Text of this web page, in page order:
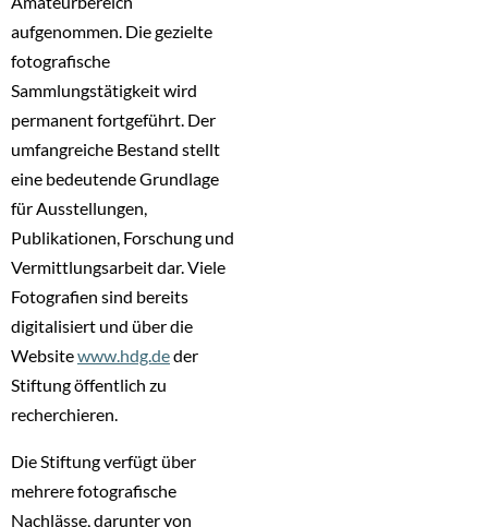
aufgenommen. Die gezielte
fotografische
Sammlungstätigkeit wird
permanent fortgeführt. Der
umfangreiche Bestand stellt
eine bedeutende Grundlage
für Ausstellungen,
Publikationen, Forschung und
Vermittlungsarbeit dar. Viele
Fotografien sind bereits
digitalisiert und über die
Websitewww.hdg.deder
Stiftung öffentlich zu
recherchieren.
Die Stiftung verfügt über
mehrere fotografische
Nachlässe, darunter von